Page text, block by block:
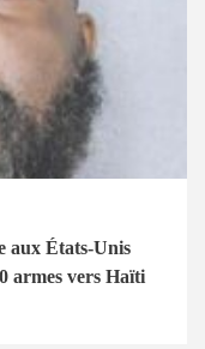
aux États-Unis
armes vers Haïti